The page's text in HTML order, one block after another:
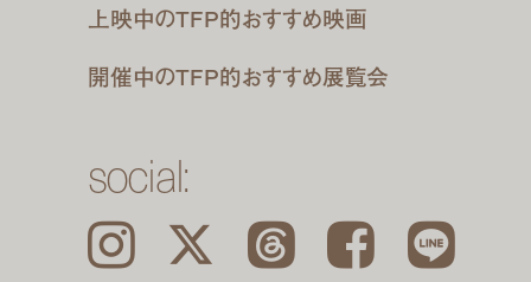
上映中のTFP的おすすめ映画
開催中のTFP的おすすめ展覧会
social:
Instagram 𝕏 Threads Facebook LINE